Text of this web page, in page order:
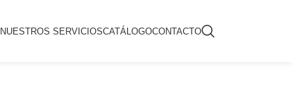
NUESTROS SERVICIOSCATÁLOGOCONTACTO